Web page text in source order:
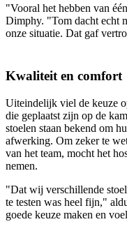
"Vooral het hebben van
Dimphy. "Tom dacht echt
onze situatie. Dat gaf
Kwaliteit en comfort
Uiteindelijk viel de keuze
die geplaatst zijn op de
stoelen staan bekend om
afwerking. Om zeker te
van het team, mocht het
nemen.
"Dat wij verschillende
te testen was heel fijn,"
goede keuze maken en